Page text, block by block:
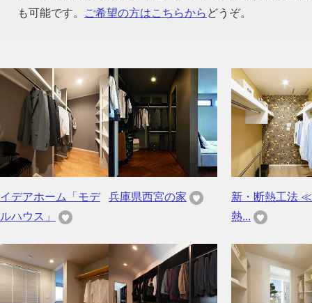
も可能です。
ご希望の方はこちらから どうぞ。
イデアホーム「モデ
ルハウス」
兵庫県西宮の家
新・断熱工法
熱...